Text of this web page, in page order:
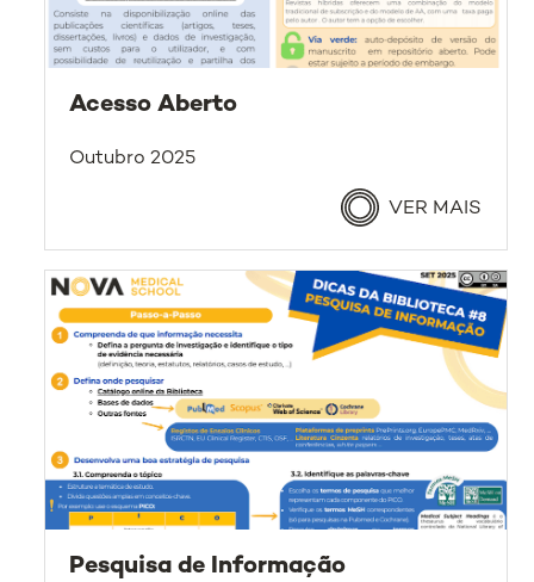
Acesso Aberto
Outubro 2025
VER MAIS
Pesquisa de Informação